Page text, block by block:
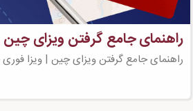
راهنمای جامع گرفتن ویزای چین
راهنمای جامع گرفتن ویزای چین | ویزا